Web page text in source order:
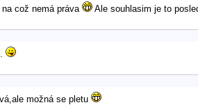
což nemá práva Ale souhlasim je to
možná se pletu